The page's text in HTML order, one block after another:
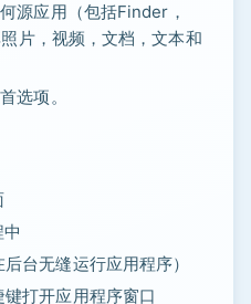
源应用（包括Finder，
片，视频，文档，文本和
选项。
台无缝运行应用程序）
打开应用程序窗口